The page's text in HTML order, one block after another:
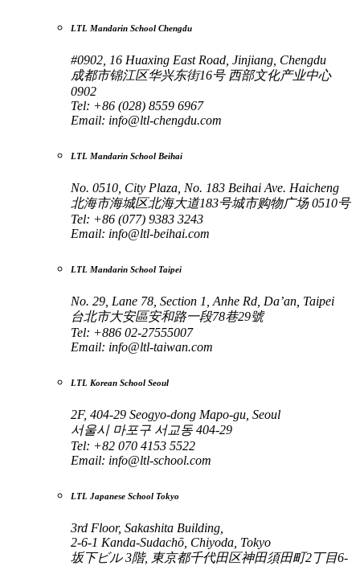
LTL Mandarin School Chengdu
#0902, 16 Huaxing East Road, Jinjiang, Chengdu
成都市锦江区华兴东街16号 西部文化产业中心
0902
Tel: +86 (028) 8559 6967
Email: info@ltl-chengdu.com
LTL Mandarin School Beihai
No. 0510, City Plaza, No. 183 Beihai Ave. Haicheng
北海市海城区北海大道183号城市购物广场 0510号
Tel: +86 (077) 9383 3243
Email: info@ltl-beihai.com
LTL Mandarin School Taipei
No. 29, Lane 78, Section 1, Anhe Rd, Da’an, Taipei
台北市大安區安和路一段78巷29號
Tel: +886 02-27555007
Email: info@ltl-taiwan.com
LTL Korean School Seoul
2F, 404-29 Seogyo-dong Mapo-gu, Seoul
서울시 마포구 서교동 404-29
Tel: +82 070 4153 5522
Email: info@ltl-school.com
LTL Japanese School Tokyo
3rd Floor, Sakashita Building,
2-6-1 Kanda-Sudachō, Chiyoda, Tokyo
坂下ビル 3階, 東京都千代田区神田須田町2丁目6-